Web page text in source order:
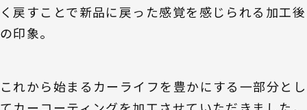
く戻すことで新品に戻った感覚を感じられる加工後
の印象。
これから始まるカーライフを豊かにする一部分とし